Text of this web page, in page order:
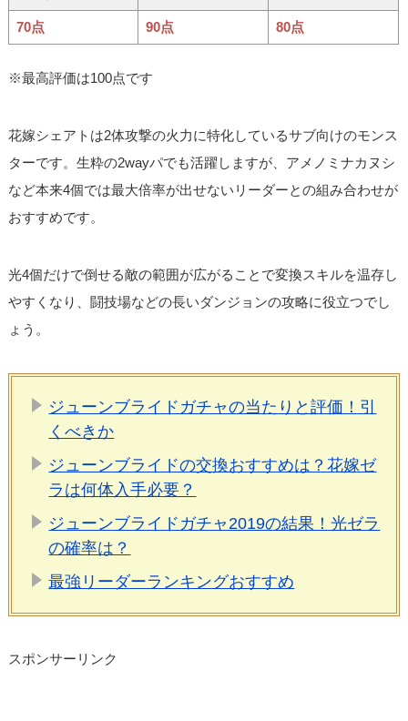
70点 90点 80点
※最高評価は100点です
花嫁シェアトは2体攻撃の火力に特化しているサブ向けのモンス
ターです。生粋の2wayパでも活躍しますが、アメノミナカヌシ
など本来4個では最大倍率が出せないリーダーとの組み合わせが
おすすめです。
光4個だけで倒せる敵の範囲が広がることで変換スキルを温存し
やすくなり、闘技場などの長いダンジョンの攻略に役立つでし
ょう。
ジューンブライドガチャの当たりと評価！引
くべきか
ジューンブライドの交換おすすめは？花嫁ゼ
ラは何体入手必要？
ジューンブライドガチャ2019の結果！光ゼラ
の確率は？
最強リーダーランキングおすすめ
スポンサーリンク